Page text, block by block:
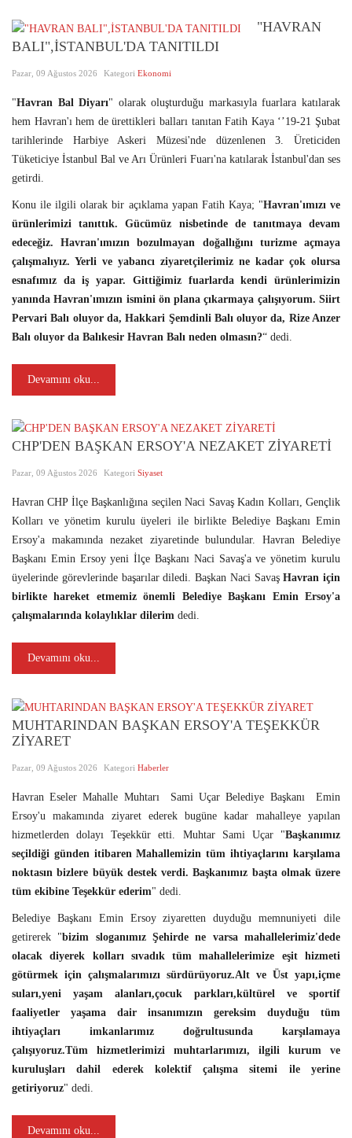
"HAVRAN
BALI",İSTANBUL'DA TANITILDI
Pazar, 09 Ağustos 2026 Kategori Ekonomi
"Havran Bal Diyarı" olarak oluşturduğu markasıyla fuarlara katılarak
hem Havran'ı hem de ürettikleri balları tanıtan Fatih Kaya ‘’19-21 Şubat
tarihlerinde Harbiye Askeri Müzesi'nde düzenlenen 3. Üreticiden
Tüketiciye İstanbul Bal ve Arı Ürünleri Fuarı'na katılarak İstanbul'dan ses
getirdi.
Konu ile ilgili olarak bir açıklama yapan Fatih Kaya; "Havran'ımızı ve
ürünlerimizi tanıttık. Gücümüz nisbetinde de tanıtmaya devam
edeceğiz. Havran'ımızın bozulmayan doğallığını turizme açmaya
çalışmalıyız. Yerli ve yabancı ziyaretçilerimiz ne kadar çok olursa
esnafımız da iş yapar. Gittiğimiz fuarlarda kendi ürünlerimizin
yanında Havran'ımızın ismini ön plana çıkarmaya çalışıyorum. Siirt
Pervari Balı oluyor da, Hakkari Şemdinli Balı oluyor da, Rize Anzer
Balı oluyor da Balıkesir Havran Balı neden olmasın?“ dedi.
Devamını oku...
CHP'DEN BAŞKAN ERSOY'A NEZAKET ZİYARETİ
Pazar, 09 Ağustos 2026 Kategori Siyaset
Havran CHP İlçe Başkanlığına seçilen Naci Savaş Kadın Kolları, Gençlik
Kolları ve yönetim kurulu üyeleri ile birlikte Belediye Başkanı Emin
Ersoy'a makamında nezaket ziyaretinde bulundular. Havran Belediye
Başkanı Emin Ersoy yeni İlçe Başkanı Naci Savaş'a ve yönetim kurulu
üyelerinde görevlerinde başarılar diledi. Başkan Naci SavaşHavran için
birlikte hareket etmemiz önemli Belediye Başkanı Emin Ersoy'a
çalışmalarında kolaylıklar dilerim dedi.
Devamını oku...
MUHTARINDAN BAŞKAN ERSOY'A TEŞEKKÜR
ZİYARET
Pazar, 09 Ağustos 2026 Kategori Haberler
Havran Eseler Mahalle Muhtarı Sami Uçar Belediye Başkanı Emin
Ersoy'u makamında ziyaret ederek bugüne kadar mahalleye yapılan
hizmetlerden dolayı Teşekkür etti. Muhtar Sami Uçar "Başkanımız
seçildiği günden itibaren Mahallemizin tüm ihtiyaçlarını karşılama
noktasın bizlere büyük destek verdi. Başkanımız başta olmak üzere
tüm ekibine Teşekkür ederim" dedi.
Belediye Başkanı Emin Ersoy ziyaretten duyduğu memnuniyeti dile
getirerek "bizim sloganımız Şehirde ne varsa mahallelerimiz'dede
olacak diyerek kolları sıvadık tüm mahallelerimize eşit hizmeti
götürmek için çalışmalarımızı sürdürüyoruz.Alt ve Üst yapı,içme
suları,yeni yaşam alanları,çocuk parkları,kültürel ve sportif
faaliyetler yaşama dair insanımızın gereksim duyduğu tüm
ihtiyaçları imkanlarımız doğrultusunda karşılamaya
çalışıyoruz.Tüm hizmetlerimizi muhtarlarımızı, ilgili kurum ve
kuruluşları dahil ederek kolektif çalışma sitemi ile yerine
getiriyoruz" dedi.
Devamını oku...